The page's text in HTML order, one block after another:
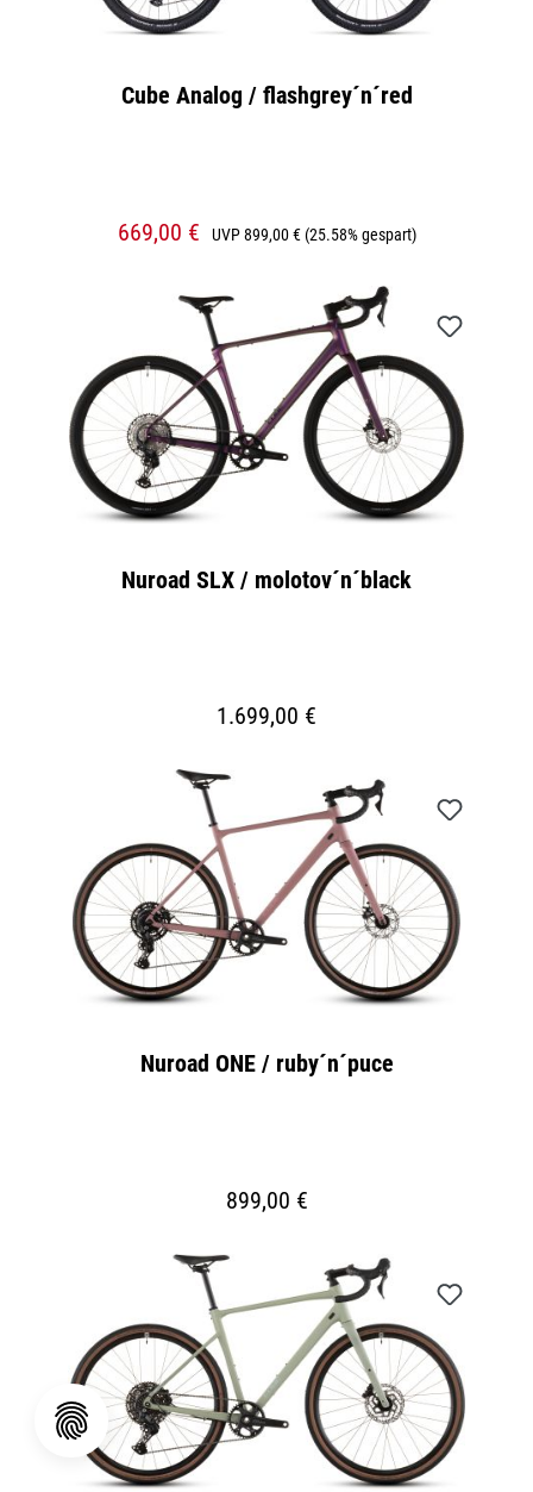
Cube Analog / flashgrey´n´red
669,00 € UVP899,00 € (25.58% gespart)
Nuroad SLX / molotov´n´black
1.699,00 €
Nuroad ONE / ruby´n´puce
899,00 €